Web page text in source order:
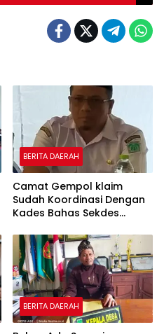
BERITA DAERAH
Camat Gempol klaim
Sudah Koordinasi Dengan
Kades Bahas Sekdes
Pentingnya
BERITA DAERAH